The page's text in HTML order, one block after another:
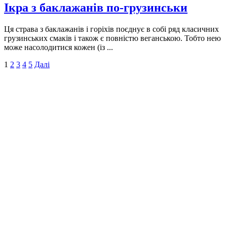
Ікра з баклажанів по-грузинськи
Ця страва з баклажанів і горіхів поєднує в собі ряд класичних
грузинських смаків і також є повністю веганською. Тобто нею
може насолодитися кожен (із ...
1 2 3 4 5 Далі